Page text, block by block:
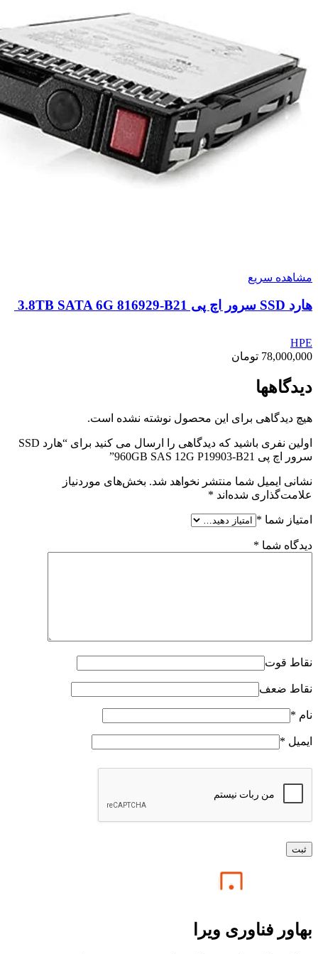
مشاهده سریع
هارد SSD سرور اچ پی 3.8TB SATA 6G 816929-B21
HPE
78,000,000 تومان
دیدگاهها
هیچ دیدگاهی برای این محصول نوشته نشده است.
اولین نفری باشید که دیدگاهی را ارسال می کنید برای “هارد SSD
سرور اچ پی 960GB SAS 12G P19903-B21”
نشانی ایمیل شما منتشر نخواهد شد. بخش‌های موردنیاز
علامت‌گذاری شده‌اند *
امتیاز شما *
دیدگاه شما *
نقاط قوت
نقاط ضعف
نام *
ایمیل *
بهاور فناوری ویرا